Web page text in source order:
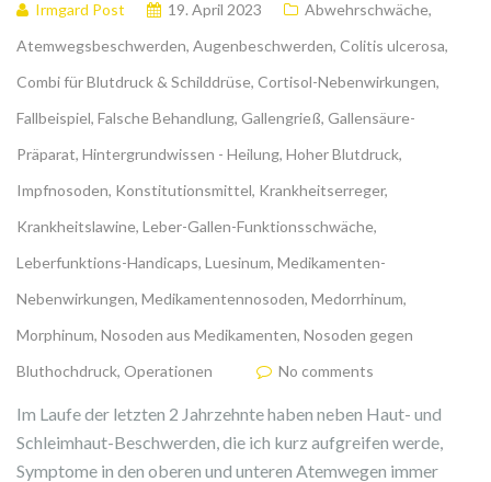
Irmgard Post 19. April 2023 Abwehrschwäche,
Atemwegsbeschwerden, Augenbeschwerden, Colitis ulcerosa,
Combi für Blutdruck & Schilddrüse, Cortisol-Nebenwirkungen,
Fallbeispiel, Falsche Behandlung, Gallengrieß, Gallensäure-
Präparat, Hintergrundwissen - Heilung, Hoher Blutdruck,
Impfnosoden, Konstitutionsmittel, Krankheitserreger,
Krankheitslawine, Leber-Gallen-Funktionsschwäche,
Leberfunktions-Handicaps, Luesinum, Medikamenten-
Nebenwirkungen, Medikamentennosoden, Medorrhinum,
Morphinum, Nosoden aus Medikamenten, Nosoden gegen
Bluthochdruck, Operationen No comments
Im Laufe der letzten 2 Jahrzehnte haben neben Haut- und
Schleimhaut-Beschwerden, die ich kurz aufgreifen werde,
Symptome in den oberen und unteren Atemwegen immer